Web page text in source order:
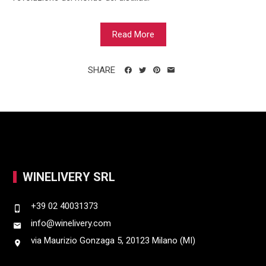
Read More
SHARE
WINELIVERY SRL
+39 02 40031373
info@winelivery.com
via Maurizio Gonzaga 5, 20123 Milano (MI)